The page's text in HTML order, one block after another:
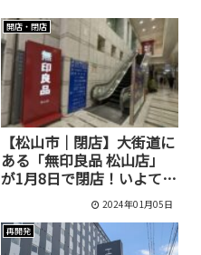
開店・閉店
【松山市｜閉店】大街道に
ある「無印良品 松山店」
が1月8日で閉店！いよてつ
高島屋へ移転後は県内唯一
「冷凍食品」の取扱いを開
始予定
2024年01月05日
再開発